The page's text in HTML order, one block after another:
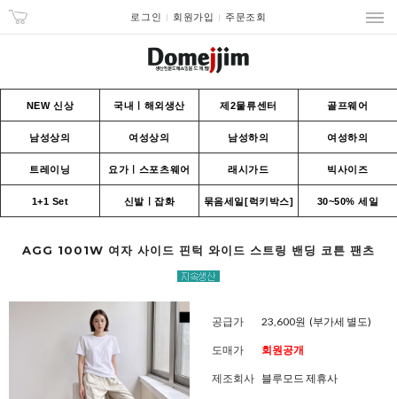
로그인 회원가입 주문조회
NEW 신상 국내ㅣ해외생산 제2물류센터 골프웨어
남성상의 여성상의 남성하의 여성하의
트레이닝 요가ㅣ스포츠웨어 래시가드 빅사이즈
1+1 Set 신발ㅣ잡화 묶음세일[럭키박스] 30~50% 세일
AGG 1001W 여자 사이드 핀턱 와이드 스트링 밴딩 코튼 팬츠
공급가 23,600원 (부가세 별도)
도매가 회원공개
제조회사 블루모드 제휴사